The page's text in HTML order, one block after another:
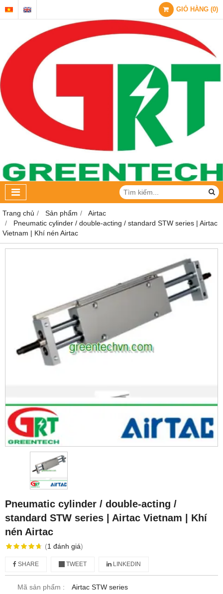
GIỎ HÀNG (0)
Trang chủ Sản phẩm
Airtac
Pneumatic cylinder / double-acting / standard STW series | Airtac
Vietnam | Khí nén Airtac
Pneumatic cylinder / double-acting /
standard STW series | Airtac Vietnam | Khí
nén Airtac
(1 đánh giá)
SHARE TWEET LINKEDIN
Mã sản phẩm :
Airtac STW series